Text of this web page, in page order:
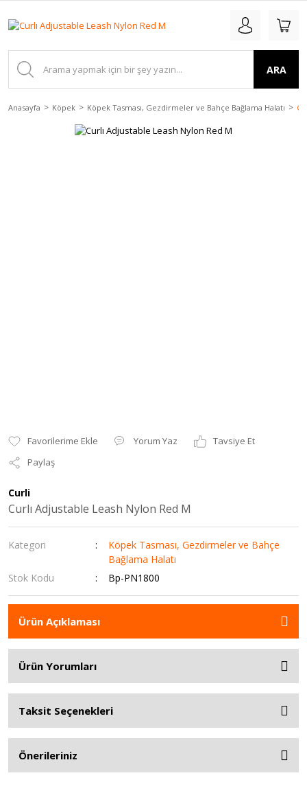
ARA
Anasayfa Köpek Köpek Tasması, Gezdirmeler ve Bahçe Bağlama Halatı
Yorum Yaz
Tavsiye Et
Paylaş
Curli
Curlı Adjustable Leash Nylon Red M
Kategori
Köpek Tasması, Gezdirmeler ve Bahçe
Bağlama Halatı
Stok Kodu
Bp-PN1800
Ürün Açıklaması
Ürün Yorumları
Taksit Seçenekleri
Önerileriniz